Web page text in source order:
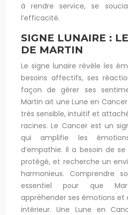
à rendre service, se
l’efficacité.
SIGNE LUNAIRE :
DE MARTIN
Le signe lunaire révèle les
besoins affectifs, ses
façon de gérer ses
Martin ait une Lune en
très sensible, intuitif et
racines. Le Cancer est un
qui amplifie les
d’empathie. Il a besoin de
protégé, et recherche un
harmonieux. Comprendre
essentiel pour que
appréhender ses émotions
intérieur. Une Lune en